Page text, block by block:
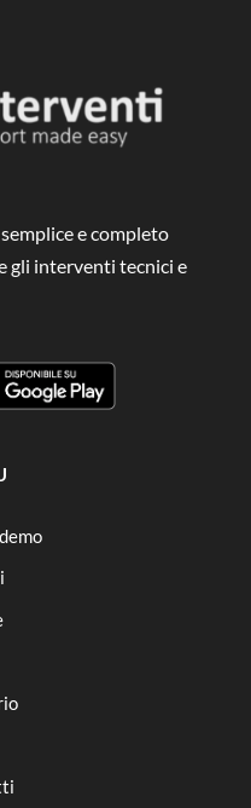
e completo
gli interventi tecnici e